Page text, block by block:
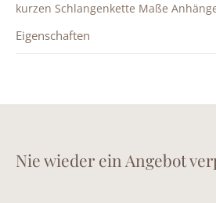
kurzen Schlangenkette Maße
Eigenschaften
Nie wieder ein Angebot